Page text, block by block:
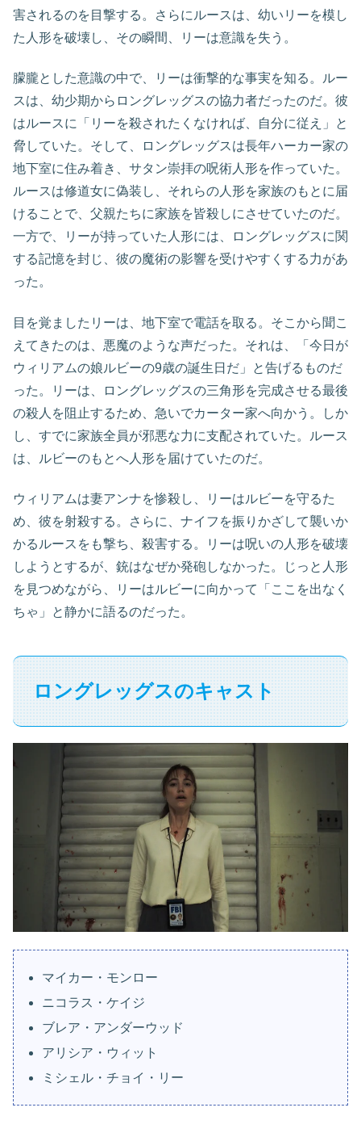
害されるのを目撃する。さらにルースは、幼いリーを模し
た人形を破壊し、その瞬間、リーは意識を失う。
朦朧とした意識の中で、リーは衝撃的な事実を知る。ルー
スは、幼少期からロングレッグスの協力者だったのだ。彼
はルースに「リーを殺されたくなければ、自分に従え」と
脅していた。そして、ロングレッグスは長年ハーカー家の
地下室に住み着き、サタン崇拝の呪術人形を作っていた。
ルースは修道女に偽装し、それらの人形を家族のもとに届
けることで、父親たちに家族を皆殺しにさせていたのだ。
一方で、リーが持っていた人形には、ロングレッグスに関
する記憶を封じ、彼の魔術の影響を受けやすくする力があ
った。
目を覚ましたリーは、地下室で電話を取る。そこから聞こ
えてきたのは、悪魔のような声だった。それは、「今日が
ウィリアムの娘ルビーの9歳の誕生日だ」と告げるものだ
った。リーは、ロングレッグスの三角形を完成させる最後
の殺人を阻止するため、急いでカーター家へ向かう。しか
し、すでに家族全員が邪悪な力に支配されていた。ルース
は、ルビーのもとへ人形を届けていたのだ。
ウィリアムは妻アンナを惨殺し、リーはルビーを守るた
め、彼を射殺する。さらに、ナイフを振りかざして襲いか
かるルースをも撃ち、殺害する。リーは呪いの人形を破壊
しようとするが、銃はなぜか発砲しなかった。じっと人形
を見つめながら、リーはルビーに向かって「ここを出なく
ちゃ」と静かに語るのだった。
ロングレッグスのキャスト
マイカー・モンロー
ニコラス・ケイジ
ブレア・アンダーウッド
アリシア・ウィット
ミシェル・チョイ・リー